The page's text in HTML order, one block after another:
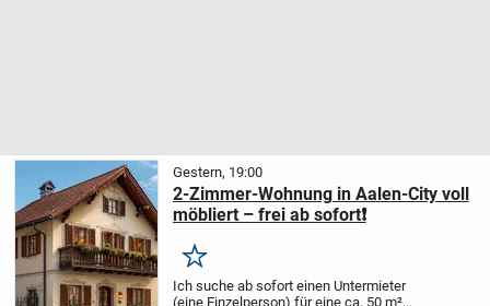
Gestern, 19:00
2-Zimmer-Wohnung in Aalen-City voll
möbliert – frei ab sofort❗️
Merken
Ich suche ab sofort einen Untermieter
(eine Einzelperson) für eine ca. 50 m²